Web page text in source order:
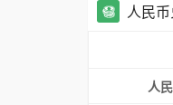
人民
人